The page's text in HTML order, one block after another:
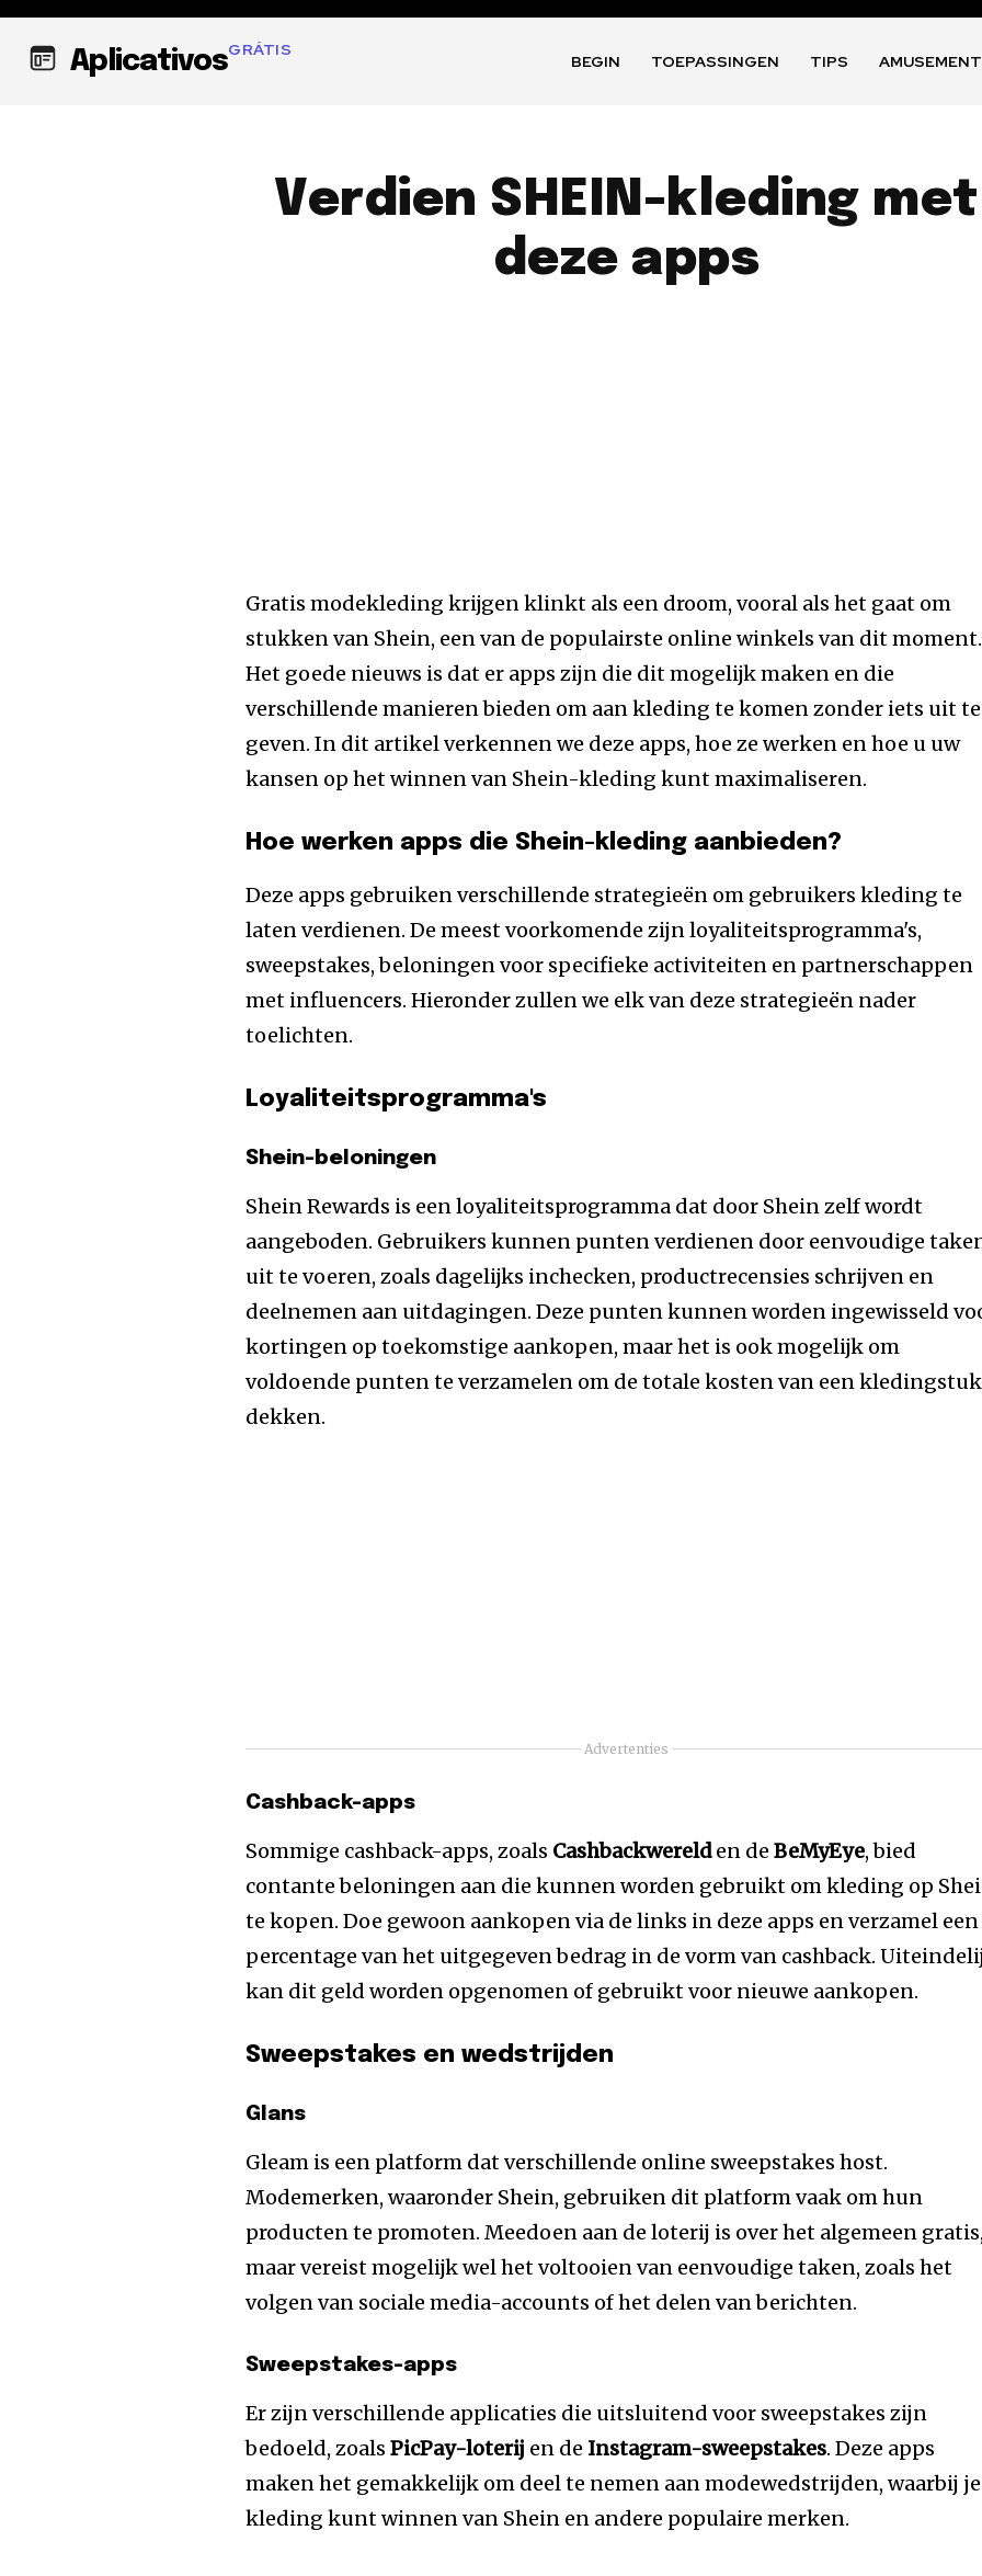
AplicativosGRÁTIS
BEGIN TOEPASSINGEN TIPS AMUSEMENT
Verdien SHEIN-kleding met
deze apps
Gratis modekleding krijgen klinkt als een droom, vooral als het gaat om
stukken van Shein, een van de populairste online winkels van dit moment.
Het goede nieuws is dat er apps zijn die dit mogelijk maken en die
verschillende manieren bieden om aan kleding te komen zonder iets uit te
geven. In dit artikel verkennen we deze apps, hoe ze werken en hoe u uw
kansen op het winnen van Shein-kleding kunt maximaliseren.
Hoe werken apps die Shein-kleding aanbieden?
Deze apps gebruiken verschillende strategieën om gebruikers kleding te
laten verdienen. De meest voorkomende zijn loyaliteitsprogramma's,
sweepstakes, beloningen voor specifieke activiteiten en partnerschappen
met influencers. Hieronder zullen we elk van deze strategieën nader
toelichten.
Loyaliteitsprogramma's
Shein-beloningen
Shein Rewards is een loyaliteitsprogramma dat door Shein zelf wordt
aangeboden. Gebruikers kunnen punten verdienen door eenvoudige
uit te voeren, zoals dagelijks inchecken, productrecensies schrijven en
deelnemen aan uitdagingen. Deze punten kunnen worden ingewisseld
kortingen op toekomstige aankopen, maar het is ook mogelijk om
voldoende punten te verzamelen om de totale kosten van een
dekken.
Advertenties
Cashback-apps
Sommige cashback-apps, zoals Cashbackwerelden deBeMyEye, bied
contante beloningen aan die kunnen worden gebruikt om kleding op
te kopen. Doe gewoon aankopen via de links in deze apps en verzamel een
percentage van het uitgegeven bedrag in de vorm van cashback.
kan dit geld worden opgenomen of gebruikt voor nieuwe aankopen.
Sweepstakes en wedstrijden
Glans
Gleam is een platform dat verschillende online sweepstakes host.
Modemerken, waaronder Shein, gebruiken dit platform vaak om hun
producten te promoten. Meedoen aan de loterij is over het algemeen gratis,
maar vereist mogelijk wel het voltooien van eenvoudige taken, zoals het
volgen van sociale media-accounts of het delen van berichten.
Sweepstakes-apps
Er zijn verschillende applicaties die uitsluitend voor sweepstakes zijn
bedoeld, zoalsPicPay-loterij en de Instagram-sweepstakes. Deze apps
maken het gemakkelijk om deel te nemen aan modewedstrijden, waarbij je
kleding kunt winnen van Shein en andere populaire merken.